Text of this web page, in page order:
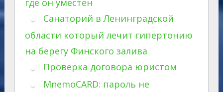
где он уместен
Санаторий в Ленинградской
области который лечит гипертонию
на берегу Финского залива
Проверка договора юристом
MnemoCARD: пароль не